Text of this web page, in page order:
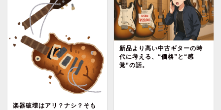
楽器破壊はアリ？ナシ？そも
新品より高い中古ギターの時
代に考える、“価格”と“感
覚”の話。